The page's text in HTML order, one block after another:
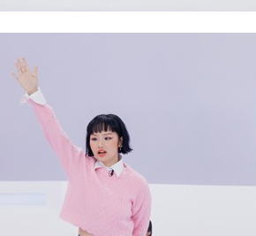
Khơi
hóa,
lĩnh
nguồn nội lực văn hóa,
định hình vị thế kiến